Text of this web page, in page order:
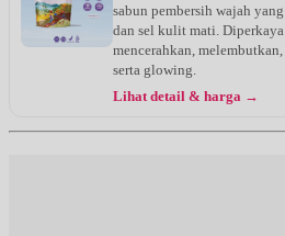
Kamis, 20/08/2026
Jam 13:00 - 16:00
Jumat, 21/08/2026
sabun pembersih wajah
dan sel kulit mati.
mencerahkan,
serta glowing.
Lihat detail & harga →